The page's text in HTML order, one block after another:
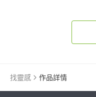
找靈感 作品詳情